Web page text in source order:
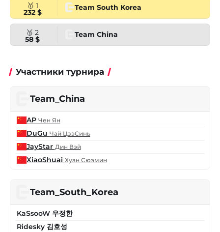
🥇 1
232 $
Team South Korea
🥈 2
58 $
Team China
Участники турнира
Team_China
AP Чен Ян
DuGu Чай ЦзэСинь
JayStar Дин Вэй
XiaoShuai Хуан Сюэмин
Team_South_Korea
KaSsooW 우정한
Ridesky 김호성